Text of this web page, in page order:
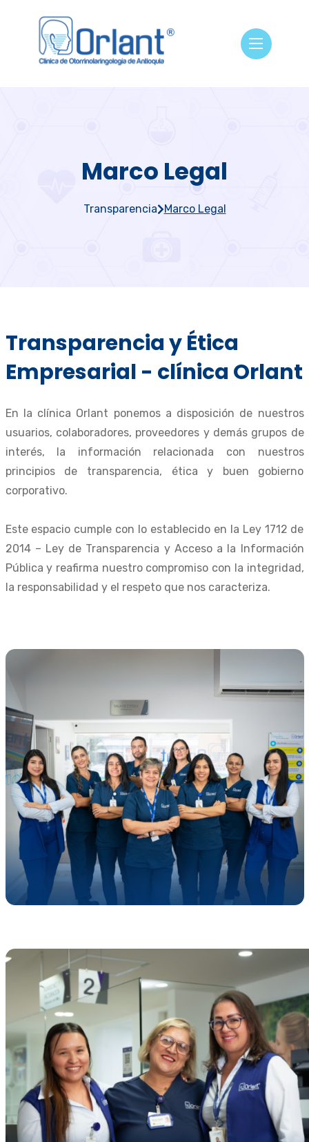
Marco Legal
Transparencia Marco Legal
Transparencia y Ética
Empresarial - clínica Orlant
En la clínica Orlant ponemos a disposición de nuestros
usuarios, colaboradores, proveedores y demás grupos de
interés, la información relacionada con nuestros
principios de transparencia, ética y buen gobierno
corporativo.
Este espacio cumple con lo establecido en la Ley 1712 de
2014 – Ley de Transparencia y Acceso a la Información
Pública y reafirma nuestro compromiso con la integridad,
la responsabilidad y el respeto que nos caracteriza.